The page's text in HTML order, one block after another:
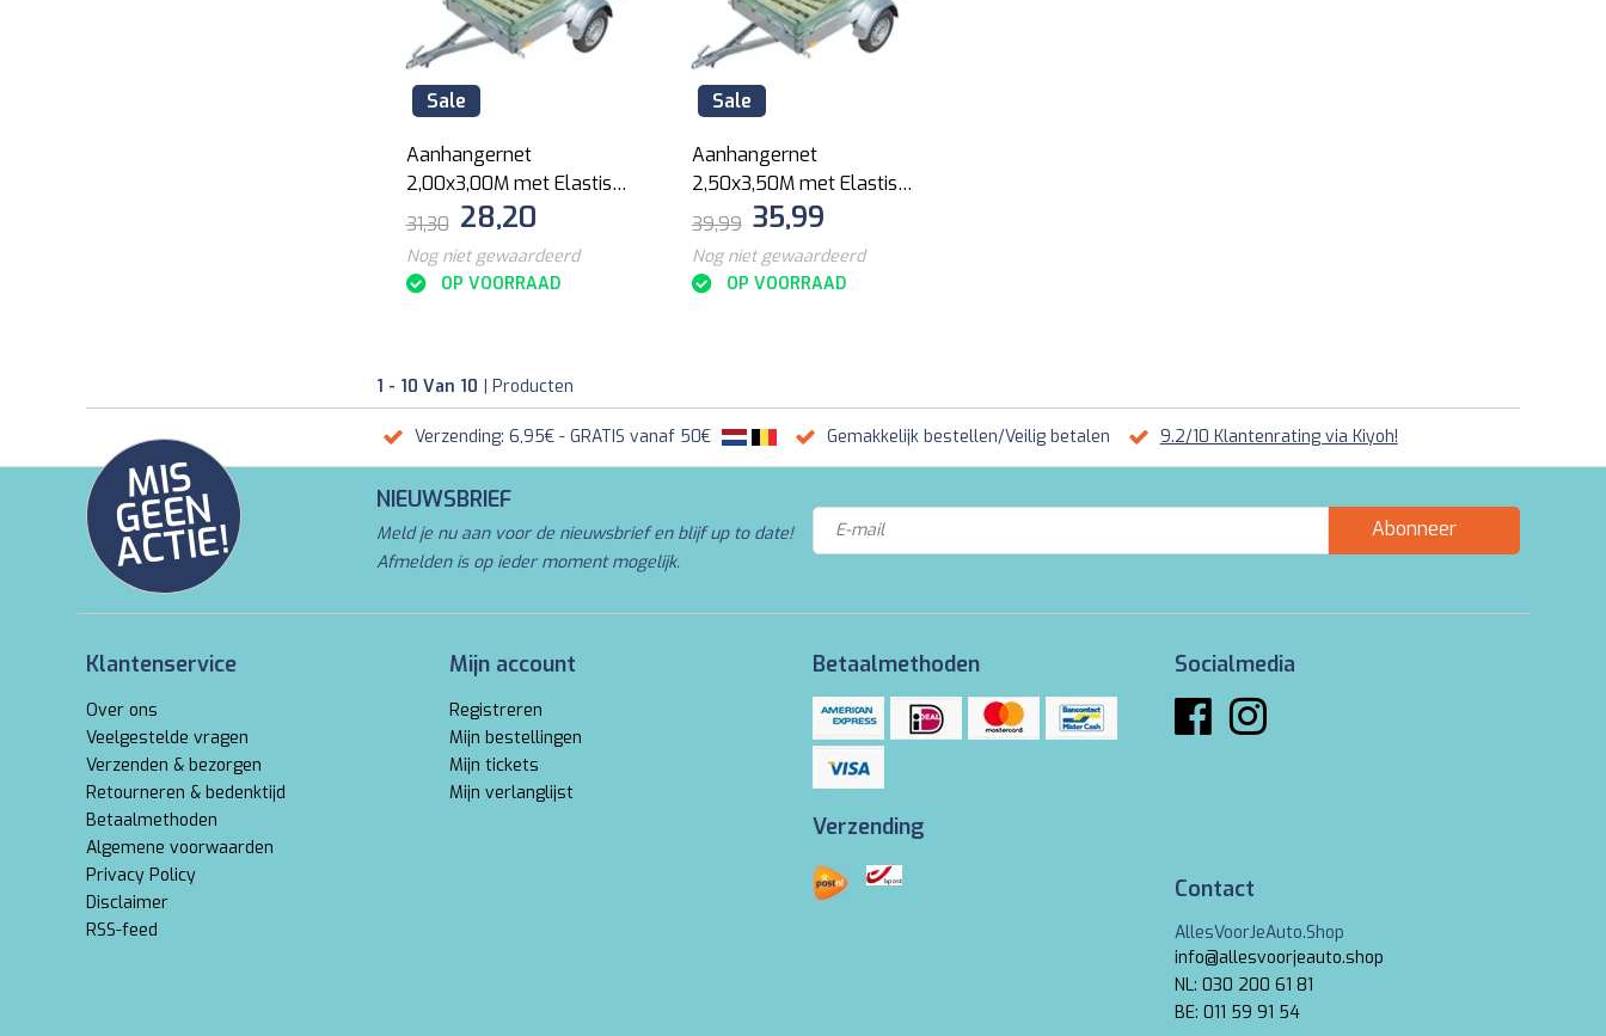
Sale
Aanhangernet
2,00x3,00M met Elastisch
Koord
31,30 28,20
Nog niet gewaardeerd
OP VOORRAAD
Sale
Aanhangernet
2,50x3,50M met Elastisch
Koord
39,99 35,99
Nog niet gewaardeerd
OP VOORRAAD
1 - 10 Van 10 | Producten
Verzending: 6,95€ - GRATIS vanaf 50€ Gemakkelijk bestellen/Veilig betalen 9.2/10 Klantenrating via Kiyoh!
MI
S
G
E
E
N
A
C
TI
E!
NIEUWSBRIEF
Meld je nu aan voor de nieuwsbrief en blijf up to date!
Afmelden is op ieder moment mogelijk.
Abonneer
Klantenservice
Over ons
Veelgestelde vragen
Verzenden & bezorgen
Retourneren & bedenktijd
Betaalmethoden
Algemene voorwaarden
Privacy Policy
Disclaimer
RSS-feed
Mijn account
Registreren
Mijn bestellingen
Mijn tickets
Mijn verlanglijst
Betaalmethoden
Verzending
Socialmedia
Contact
AllesVoorJeAuto.Shop
info@allesvoorjeauto.shop
NL: 030 200 61 81
BE: 011 59 91 54